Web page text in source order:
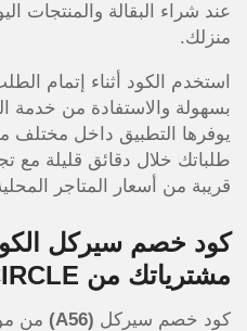
عند شراء البقالة والمنتجات
منزلك.
استخدم الكود أثناء إتمام
بسهولة والاستفادة من خدمة
يوفرها التطبيق داخل
طلباتك خلال دقائق قليلة مع
قريبة من أسعار المتاجر
كود خصم سيركل
مشترياتك من CIRCLE
كود خصم سيركل (A56)
من